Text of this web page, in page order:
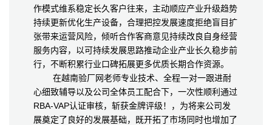
作模式维系稳定长久客户往来，主动顺应产业升级趋势
持续更新优化生产设备，合理把控发展速度拒绝盲目扩
张带来运营风险，倾听合作客商意见持续改良自身经营
服务内容，以可持续发展思路推动企业产业长久稳步前
行，不断积累行业口碑拓展更多优质长期合作资源。
在越南验厂网老师专业技术、全程一对一跟进耐
心细致辅导以及公司全体员工配合下，一次性顺利通过
RBA-VAP认证审核，斩获金牌评级！，为将来公司发
展奠定了良好的发展基础，既开拓了市场同时也增加了